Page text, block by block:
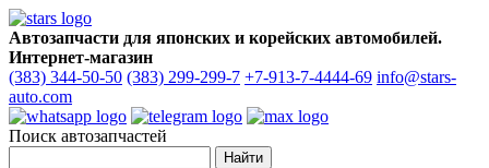
Автозапчасти для японских и корейских автомобилей.
Интернет-магазин
(383) 344-50-50 (383) 299-299-7 +7-913-7-4444-69 info@stars-
auto.com
Поиск автозапчастей